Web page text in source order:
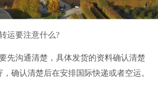
运要注意什么?
先沟通清楚，具体发货的资料确认清楚
确认清楚后在安排国际快递或者空运。